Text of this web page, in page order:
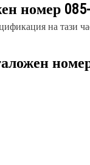
номер
на тази